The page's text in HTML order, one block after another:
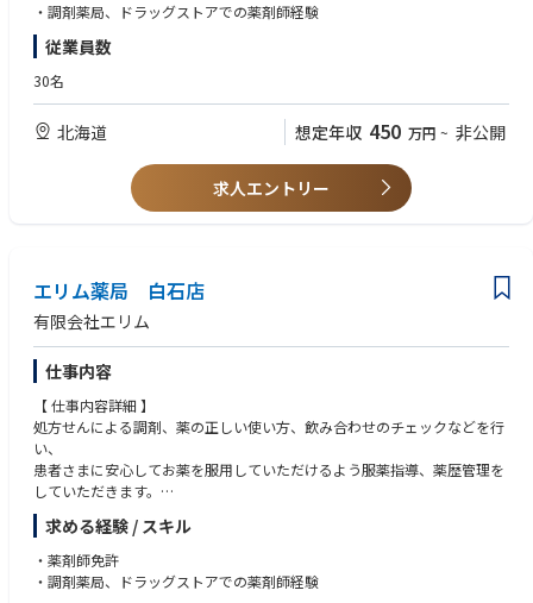
ます。
【 店舗情報 】
定休日：日祝
営業時間：月・火・水・金（9:00-18:00）、木（9:00-17:00）、土（9:00-
個人在宅件数：140～150件程度
処方箋内容：皮膚科、面受付
いなづみ皮フ科クリニックの処方を主に応需
・調剤薬局、ドラッグストアでの薬剤師経験
従業員数
30名
北海道 想定年収 450 万円 ~ 非公開
求人エントリー
エリム薬局 白石店
有限会社エリム
仕事内容
【 仕事内容詳細 】
処方せんによる調剤、薬の正しい使い方、飲み合わせのチェックなどを行
い、
患者さまに安心してお薬を服用していただけるよう服薬指導、薬歴管理を
していただきます。
また、必要な情報は医師への報告も行います。
加えて、かかりつけ薬剤師、在宅医療の対応や、一般用医薬品の販売、受
診勧奨など、セルフメディケーションのサポートも併せて行っていただき
ます。
求める経験 / スキル
・薬剤師免許
・調剤薬局、ドラッグストアでの薬剤師経験